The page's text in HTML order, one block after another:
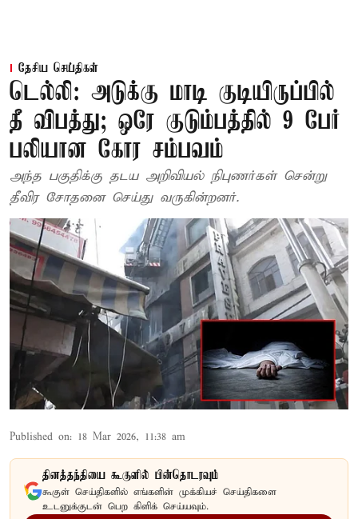
தேசிய செய்திகள்
டெல்லி: அடுக்கு மாடி குடியிருப்பில்
தீ விபத்து; ஒரே குடும்பத்தில் 9 பேர்
பலியான கோர சம்பவம்
அந்த பகுதிக்கு தடய அறிவியல் நிபுணர்கள் சென்று
தீவிர சோதனை செய்து வருகின்றனர்.
Published on: 18 Mar 2026, 11:38 am
தினத்தந்தியை கூகுளில் பின்தொடரவும்
கூகுள் செய்திகளில் எங்களின் முக்கியச் செய்திகளை
உடனுக்குடன் பெற கிளிக் செய்யவும்.